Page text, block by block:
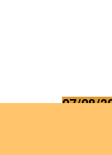
07/08/